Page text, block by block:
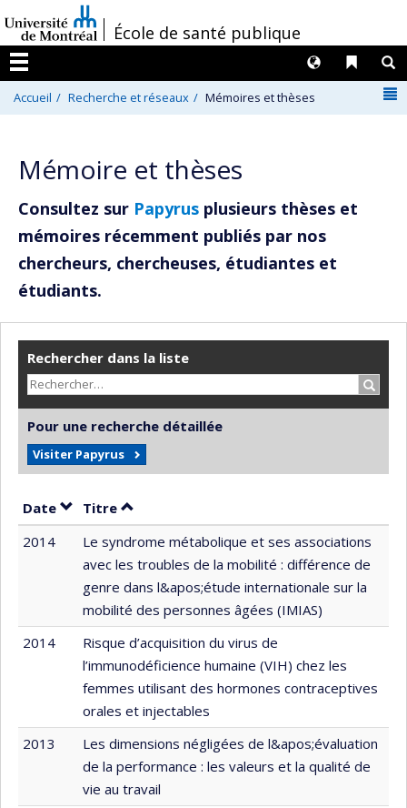
au
contenu
/École de santé publique
Menu
Liens
Langues
Accueil Recherche et réseaux Mémoires et thèses
Mémoire et thèses
Consultez sur Papyrus plusieurs thèses et
mémoires récemment publiés par nos
chercheurs, chercheuses, étudiantes et
étudiants.
Rechercher dans la liste
Pour une recherche détaillée
Visiter Papyrus
Date Trier par date en ordre décroissant
Titre Trier par titre en ordre décroissant
2014
Le syndrome métabolique et ses associations
avec les troubles de la mobilité : différence de
genre dans l&apos;étude internationale sur la
mobilité des personnes âgées (IMIAS)
2014
Risque d’acquisition du virus de
l’immunodéficience humaine (VIH) chez les
femmes utilisant des hormones contraceptives
orales et injectables
2013
Les dimensions négligées de l&apos;évaluation
de la performance : les valeurs et la qualité de
vie au travail